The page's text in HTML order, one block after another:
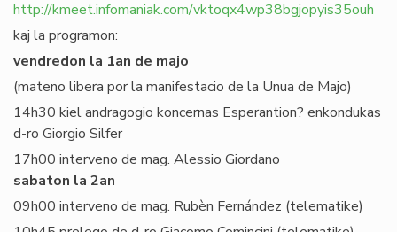
http://kmeet.infomaniak.com/vktoqx4wp38bgjopyis35ouh
kaj la programon:
vendredon la 1an de majo
(mateno libera por la manifestacio de la Unua de Majo)
14h30 kiel andragogio koncernas Esperantion? enkondukas
d-ro Giorgio Silfer
17h00 interveno de mag. Alessio Giordano
sabaton la 2an
09h00 interveno de mag. Rubèn Fernández (telematike)